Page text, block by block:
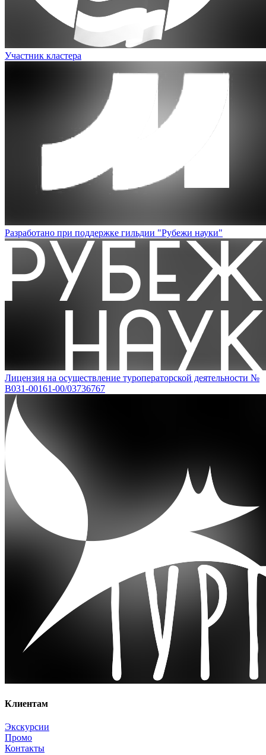
Участник кластера
Разработано при поддержке гильдии "Рубежи науки"
Лицензия на осуществление туроператорской деятельности №
В031-00161-00/03736767
Клиентам
Экскурсии
Промо
Контакты